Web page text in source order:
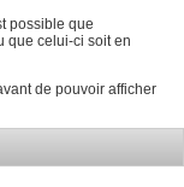
possible que
que celui-ci soit en
de pouvoir afficher